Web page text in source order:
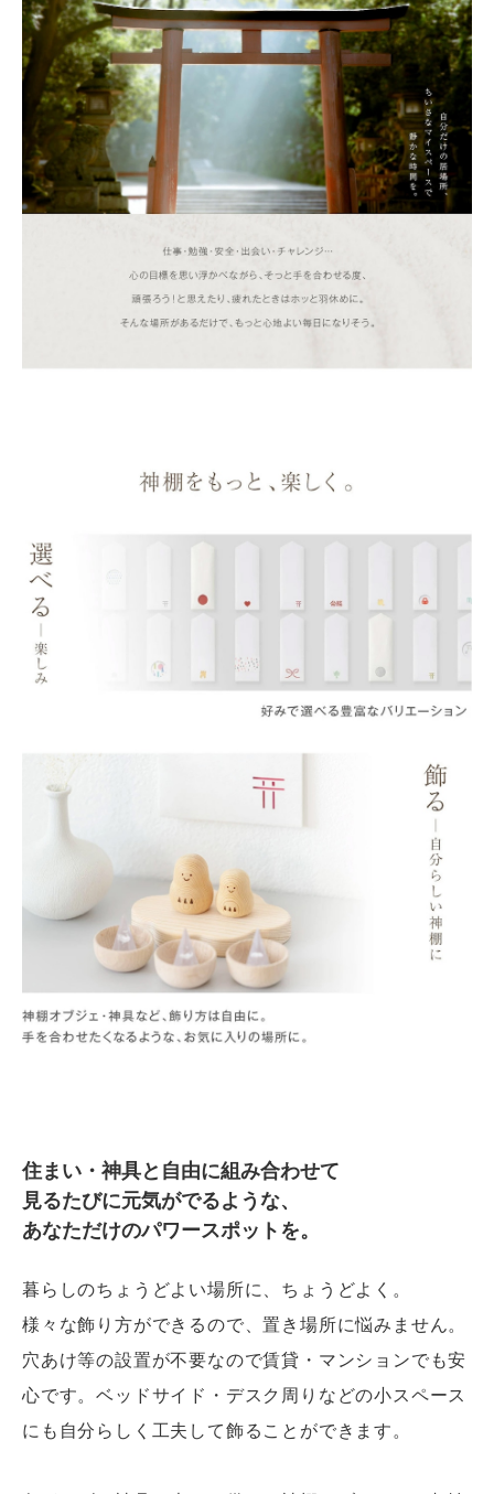
住まい・神具と自由に組み合わせて
見るたびに元気がでるような、
あなただけのパワースポットを。
暮らしのちょうどよい場所に、ちょうどよく。
様々な飾り方ができるので、置き場所に悩みません。
穴あけ等の設置が不要なので賃貸・マンションでも安
心です。ベッドサイド・デスク周りなどの小スペース
にも自分らしく工夫して飾ることができます。